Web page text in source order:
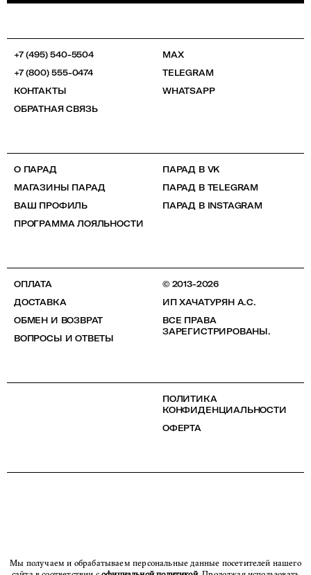
+7 (495) 540-5504
+7 (800) 555-0474
КОНТАКТЫ
ОБРАТНАЯ СВЯЗЬ
MAX
TELEGRAM
WHATSAPP
О ПАРАД
МАГАЗИНЫ ПАРАД
ВАШ ПРОФИЛЬ
ПРОГРАММА ЛОЯЛЬНОСТИ
ПАРАД В VK
ПАРАД В TELEGRAM
ПАРАД В INSTAGRAM
ОПЛАТА
ДОСТАВКА
ОБМЕН И ВОЗВРАТ
ВОПРОСЫ И ОТВЕТЫ
© 2013-2026
ИП ХАЧАТУРЯН А.С.
ВСЕ ПРАВА
ЗАРЕГИСТРИРОВАНЫ.
ПОЛИТИКА
КОНФИДЕНЦИАЛЬНОСТИ
ОФЕРТА
Мы получаем и обрабатываем персональные данные посетителей нашего